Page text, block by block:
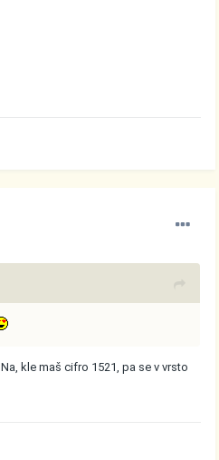
Na, kle maš cifro 1521, pa se v vrsto